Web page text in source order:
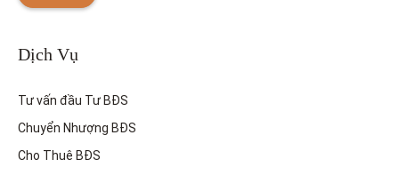
Dịch Vụ
Tư vấn đầu Tư BĐS
Chuyển Nhượng BĐS
Cho Thuê BĐS